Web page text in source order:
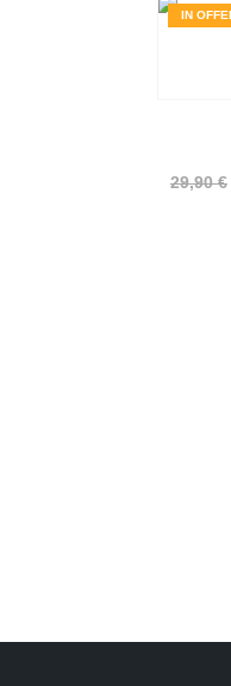
IN
29,90€